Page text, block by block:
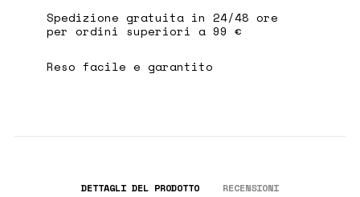
Spedizione gratuita in 24/48 ore
per ordini superiori a 99 €
Reso facile e garantito
DETTAGLI DEL PRODOTTO RECENSIONI